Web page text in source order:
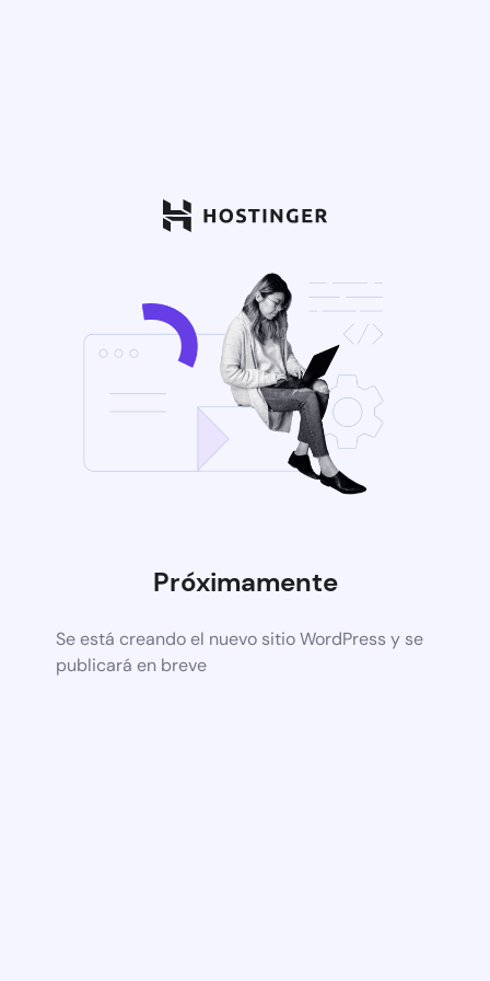
Próximamente
Se está creando el nuevo sitio WordPress y se
publicará en breve